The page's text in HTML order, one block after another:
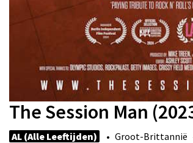
The Session Man
AL (Alle Leeftijden) • Groot-Brittannië